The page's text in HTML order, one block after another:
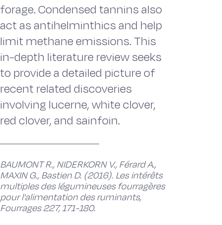
forage. Condensed tannins also
act as antihelminthics and help
limit methane emissions. This
in-depth literature review seeks
to provide a detailed picture of
recent related discoveries
involving lucerne, white clover,
red clover, and sainfoin.
BAUMONT R., NIDERKORN V., Férard A.,
MAXIN G., Bastien D. (2016). Les intérêts
multiples des légumineuses fourragères
pour l'alimentation des ruminants,
Fourrages 227, 171-180.